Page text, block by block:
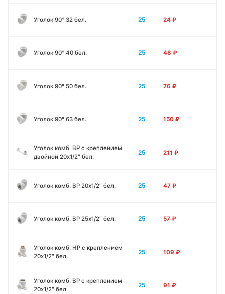
Уголок 90° 32 бел. 25 24 ₽
Уголок 90° 40 бел. 25 48 ₽
Уголок 90° 50 бел. 25 76 ₽
Уголок 90° 63 бел. 25 150 ₽
Уголок комб. ВР с креплением
двойной 20х1/2″ бел.
25 211 ₽
Уголок комб. ВР 20х1/2″ бел. 25 47 ₽
Уголок комб. ВР 25х1/2″ бел. 25 57 ₽
Уголок комб. НР с креплением
20х1/2″ бел.
25 109 ₽
Уголок комб. ВР с креплением
20х1/2″ бел.
25 91 ₽